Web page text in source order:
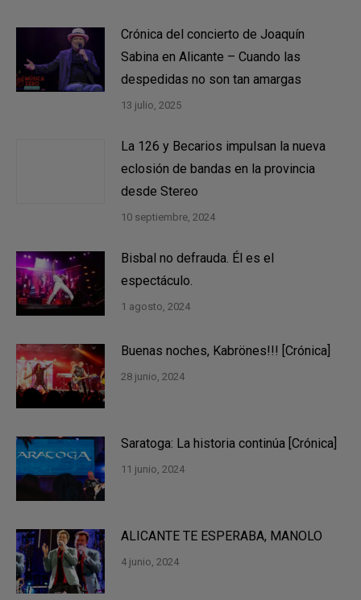
Crónica del concierto de Joaquín
Sabina en Alicante – Cuando las
despedidas no son tan amargas
13 julio, 2025
La 126 y Becarios impulsan la nueva
eclosión de bandas en la provincia
desde Stereo
10 septiembre, 2024
Bisbal no defrauda. Él es el
espectáculo.
1 agosto, 2024
Buenas noches, Kabrönes!!! [Crónica]
28 junio, 2024
Saratoga: La historia continúa [Crónica]
11 junio, 2024
ALICANTE TE ESPERABA, MANOLO
4 junio, 2024